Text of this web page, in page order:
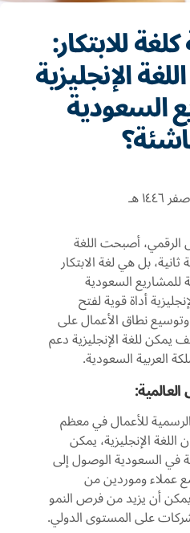
للابتكار:
الإنجليزية
السعودية
أصبحت اللغة
بل هي لغة الابتكار
السعودية
أداة قوية لفتح
نطاق الأعمال على
للغة الإنجليزية دعم
العربية السعودية.
للأعمال في معظم
الإنجليزية، يمكن
السعودية الوصول إلى
وموردين من
أن يزيد من فرص النمو
على المستوى الدولي.